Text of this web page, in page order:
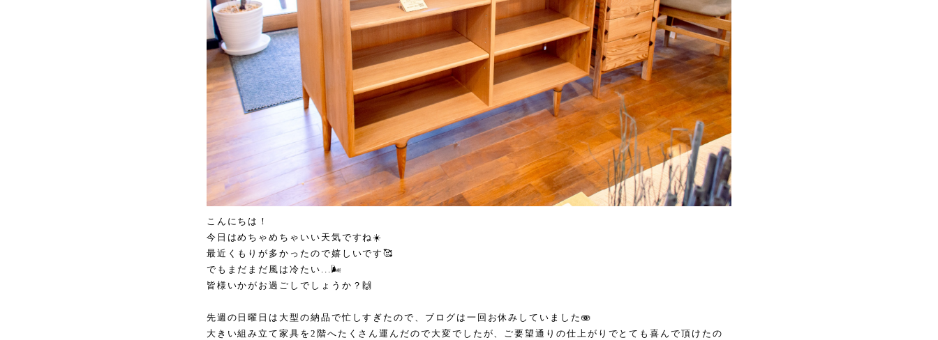
こんにちは！
今日はめちゃめちゃいい天気ですね☀️
最近くもりが多かったので嬉しいです🥰
でもまだまだ風は冷たい...🌬️
皆様いかがお過ごしでしょうか？🙌
先週の日曜日は大型の納品で忙しすぎたので、ブログは一回お休みしていました🫨
大きい組み立て家具を2階へたくさん運んだので大変でしたが、ご要望通りの仕上がりでとても喜んで頂けたの